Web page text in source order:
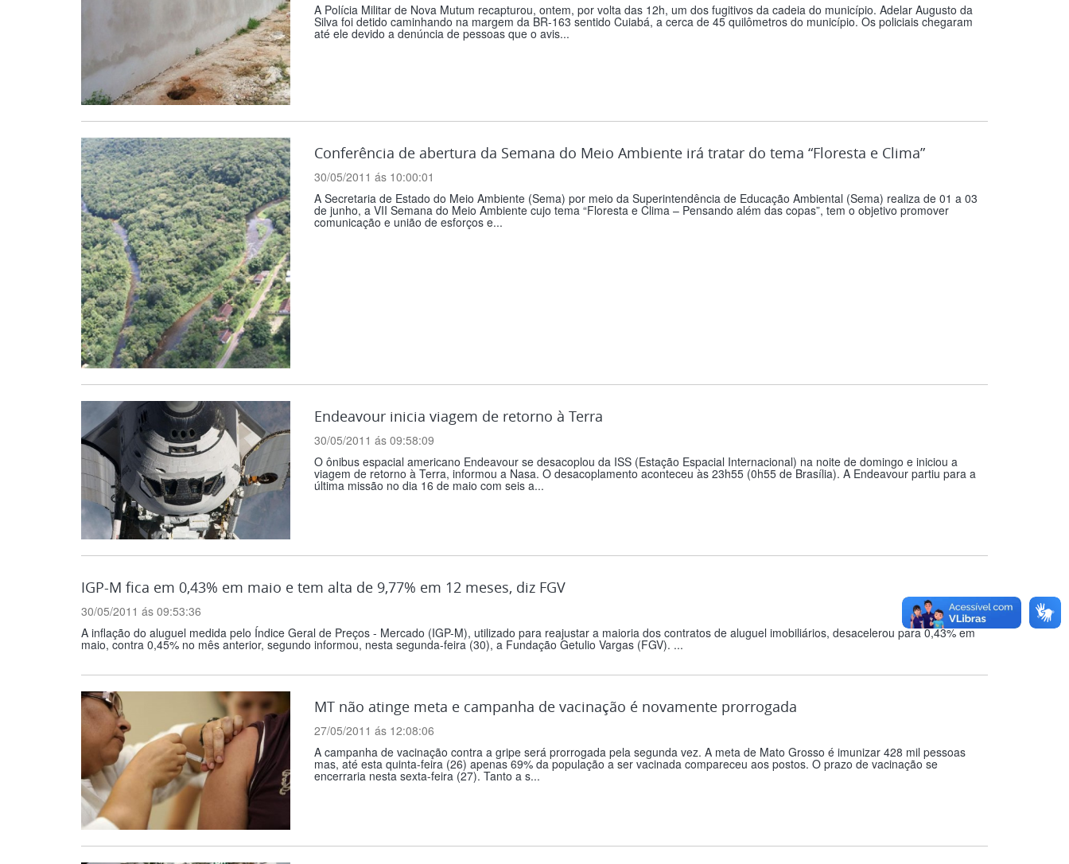
A Polícia Militar de Nova Mutum recapturou, ontem, por volta das 12h, um dos fugitivos da cadeia do município. Adelar Augusto da
Silva foi detido caminhando na margem da BR-163 sentido Cuiabá, a cerca de 45 quilômetros do município. Os policiais chegaram
até ele devido a denúncia de pessoas que o avis...
Conferência de abertura da Semana do Meio Ambiente irá tratar do tema “Floresta e Clima”
30/05/2011 ás 10:00:01
A Secretaria de Estado do Meio Ambiente (Sema) por meio da Superintendência de Educação Ambiental (Sema) realiza de 01 a 03
de junho, a VII Semana do Meio Ambiente cujo tema “Floresta e Clima – Pensando além das copas”, tem o objetivo promover
comunicação e união de esforços e...
Endeavour inicia viagem de retorno à Terra
30/05/2011 ás 09:58:09
O ônibus espacial americano Endeavour se desacoplou da ISS (Estação Espacial Internacional) na noite de domingo e iniciou a
viagem de retorno à Terra, informou a Nasa. O desacoplamento aconteceu às 23h55 (0h55 de Brasília). A Endeavour partiu para a
última missão no dia 16 de maio com seis a...
IGP-M fica em 0,43% em maio e tem alta de 9,77% em 12 meses, diz FGV
30/05/2011 ás 09:53:36
A inflação do aluguel medida pelo Índice Geral de Preços - Mercado (IGP-M), utilizado para reajustar a maioria dos contratos de aluguel imobiliários, desacelerou para 0,43% em
maio, contra 0,45% no mês anterior, segundo informou, nesta segunda-feira (30), a Fundação Getulio Vargas (FGV). ...
MT não atinge meta e campanha de vacinação é novamente prorrogada
27/05/2011 ás 12:08:06
A campanha de vacinação contra a gripe será prorrogada pela segunda vez. A meta de Mato Grosso é imunizar 428 mil pessoas
mas, até esta quinta-feira (26) apenas 69% da população a ser vacinada compareceu aos postos. O prazo de vacinação se
encerraria nesta sexta-feira (27). Tanto a s...